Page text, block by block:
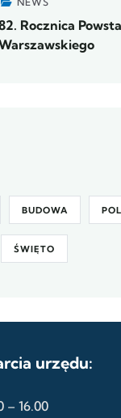
Rocznica
BUDOWA
ŚWIĘTO
urzędu:
– 16.00